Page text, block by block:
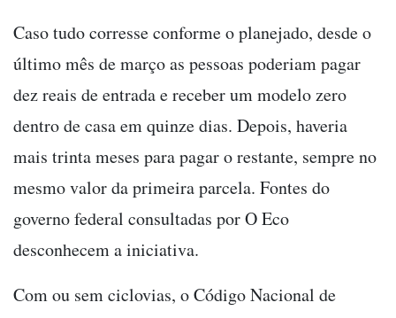
Caso tudo corresse conforme o planejado, desde o
último mês de março as pessoas poderiam pagar
dez reais de entrada e receber um modelo zero
dentro de casa em quinze dias. Depois, haveria
mais trinta meses para pagar o restante, sempre no
mesmo valor da primeira parcela. Fontes do
governo federal consultadas por O Eco
desconhecem a iniciativa.
Com ou sem ciclovias, o Código Nacional de